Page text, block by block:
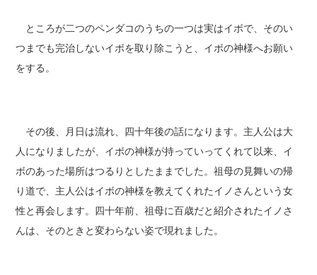
ところが二つのペンダコのうちの一つは実はイボで、そのい
つまでも完治しないイボを取り除こうと、イボの神様へお願い
をする。
その後、月日は流れ、四十年後の話になります。主人公は大
人になりましたが、イボの神様が持っていってくれて以来、イ
ボのあった場所はつるりとしたままでした。祖母の見舞いの帰
り道で、主人公はイボの神様を教えてくれたイノさんという女
性と再会します。四十年前、祖母に百歳だと紹介されたイノさ
んは、そのときと変わらない姿で現れました。